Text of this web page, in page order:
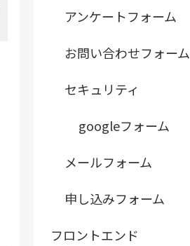
アンケートフォーム
お問い合わせフォーム
セキュリティ
googleフォーム
メールフォーム
申し込みフォーム
フロントエンド